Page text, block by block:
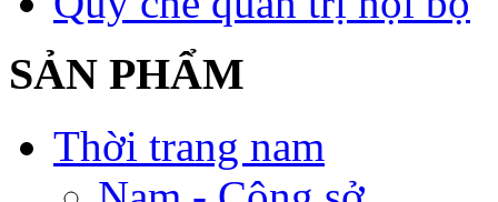
SẢN PHẨM
Thời trang nam